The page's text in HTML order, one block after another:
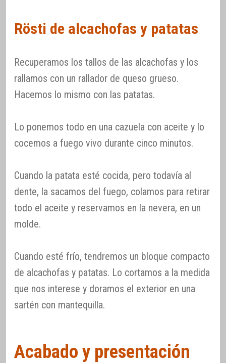
Rösti de alcachofas y patatas
Recuperamos los tallos de las alcachofas y los
rallamos con un rallador de queso grueso.
Hacemos lo mismo con las patatas.
Lo ponemos todo en una cazuela con aceite y lo
cocemos a fuego vivo durante cinco minutos.
Cuando la patata esté cocida, pero todavía al
dente, la sacamos del fuego, colamos para retirar
todo el aceite y reservamos en la nevera, en un
molde.
Cuando esté frío, tendremos un bloque compacto
de alcachofas y patatas. Lo cortamos a la medida
que nos interese y doramos el exterior en una
sartén con mantequilla.
Acabado y presentación